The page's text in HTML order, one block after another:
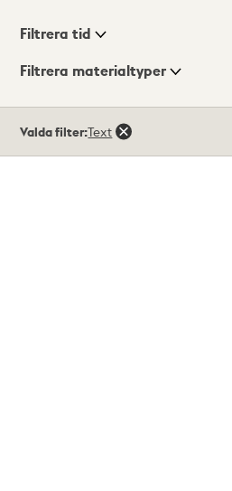
Visningsläge
Filtrera tid
Filtrera materialtyper
träffar
Valda filter:Text